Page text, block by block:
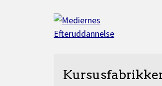
indhold